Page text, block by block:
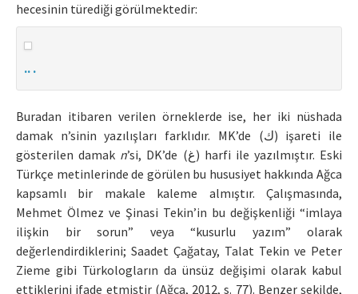
hecesinin türediği görülmektedir:
.. .
Buradan itibaren verilen örneklerde ise, her iki nüshada
damak n’sinin yazılışları farklıdır. MK’de (ك) işareti ile
gösterilen damak n’si, DK’de (غ) harfi ile yazılmıştır. Eski
Türkçe metinlerinde de görülen bu hususiyet hakkında Ağca
kapsamlı bir makale kaleme almıştır. Çalışmasında,
Mehmet Ölmez ve Şinasi Tekin’in bu değişkenliği “imlaya
ilişkin bir sorun” veya “kusurlu yazım” olarak
değerlendirdiklerini; Saadet Çağatay, Talat Tekin ve Peter
Zieme gibi Türkologların da ünsüz değişimi olarak kabul
ettiklerini ifade etmiştir (Ağca, 2012, s. 77). Benzer şekilde,